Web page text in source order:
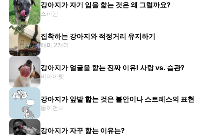
강아지가 자기 입을 핥는 것은 왜 그럴까요?
스피댇
집착하는 강아지와 적정거리 유지하기
해피 2개더
강아지가 얼굴을 핥는 진짜 이유! 사랑 vs. 습관?
비마이펫
강아지가 앞발 핥는 것은 불안이나 스트레스의 표현
몽이언니
강아지가 자꾸 핥는 이유는?